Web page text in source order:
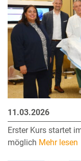
11.03.2026
Erster Kurs startet
möglich Mehr lesen